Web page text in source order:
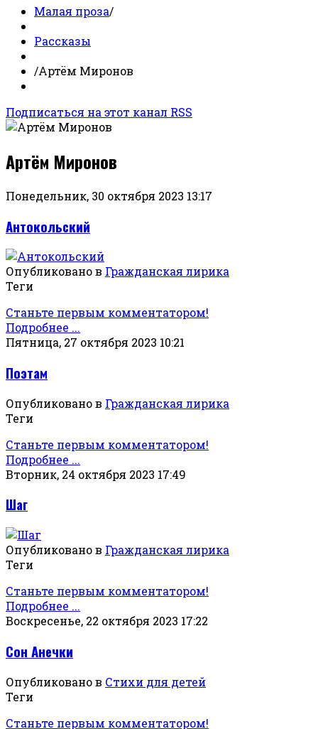
Малая проза/
Рассказы
/Артём Миронов
Подписаться на этот канал RSS
Артём Миронов
Понедельник, 30 октября 2023 13:17
Антокольский
Опубликовано в Гражданская лирика
Теги
Станьте первым комментатором!
Подробнее ...
Пятница, 27 октября 2023 10:21
Поэтам
Опубликовано в Гражданская лирика
Теги
Станьте первым комментатором!
Подробнее ...
Вторник, 24 октября 2023 17:49
Шаг
Опубликовано в Гражданская лирика
Теги
Станьте первым комментатором!
Подробнее ...
Воскресенье, 22 октября 2023 17:22
Сон Анечки
Опубликовано в Стихи для детей
Теги
Станьте первым комментатором!